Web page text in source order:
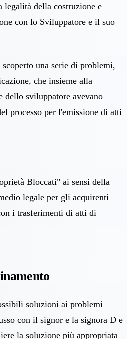
della costruzione e
con lo Sviluppatore e il suo
una serie di problemi,
che insieme alla
dello sviluppatore avevano
processo per l'emissione di atti
Bloccati" ai sensi della
legale per gli acquirenti
i trasferimenti di atti di
soluzioni ai problemi
con il signor e la signora D e
la soluzione più appropriata